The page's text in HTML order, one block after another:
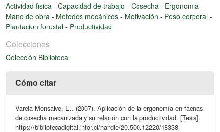
Actividad fisica - Capacidad de trabajo - Cosecha - Ergonomia -
Mano de obra - Métodos mecánicos - Motivación - Peso corporal -
Plantacion forestal - Productividad
Colecciones
Colección Biblioteca
Cómo citar
Varela Monsalve, E.. (2007). Aplicación de la ergonomía en faenas
de cosecha mecanizada y su relación con la productividad. [Tesis].
https://bibliotecadigital.infor.cl/handle/20.500.12220/18338